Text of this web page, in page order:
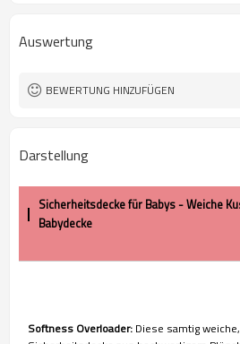
Auswertung
BEWERTUNG HINZUFÜGEN
Darstellung
Sicherheitsdecke für Babys - Weiche
Babydecke
Softness Overloader: Diese samtig